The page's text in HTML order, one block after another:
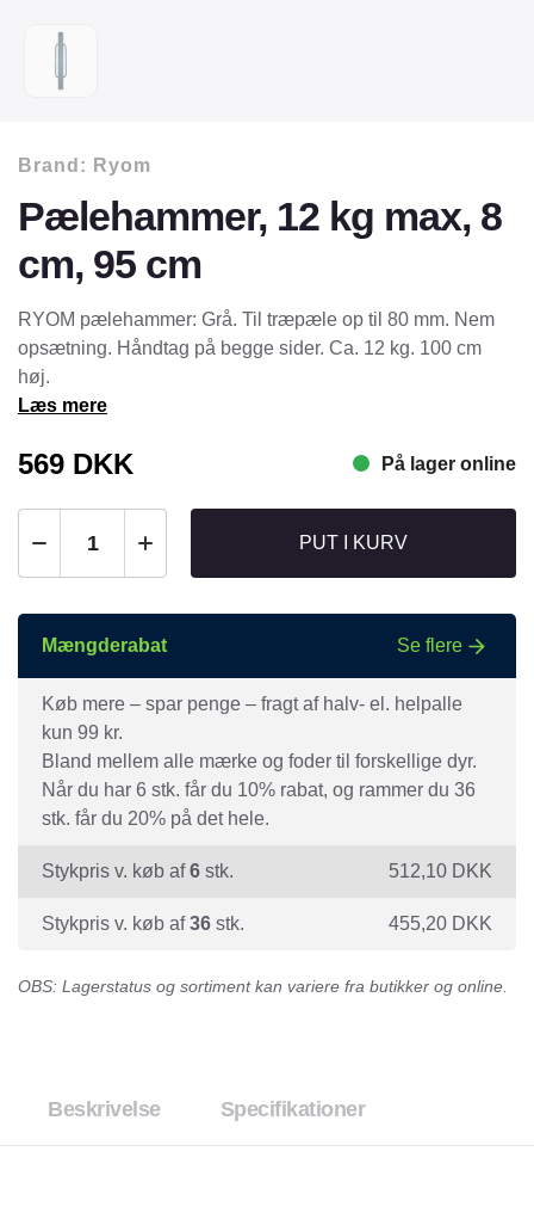
Brand: Ryom
Pælehammer, 12 kg max, 8
cm, 95 cm
RYOM pælehammer: Grå. Til træpæle op til 80 mm. Nem
opsætning. Håndtag på begge sider. Ca. 12 kg. 100 cm
høj.
Læs mere
569 DKK På lager online
PUT I KURV
Mængderabat Se flere
Køb mere – spar penge – fragt af halv- el. helpalle
kun 99 kr.
Bland mellem alle mærke og foder til forskellige dyr.
Når du har 6 stk. får du 10% rabat, og rammer du 36
stk. får du 20% på det hele.
Stykpris v. køb af6 stk. 512,10 DKK
Stykpris v. køb af36 stk. 455,20 DKK
OBS: Lagerstatus og sortiment kan variere fra butikker og online.
Beskrivelse Specifikationer